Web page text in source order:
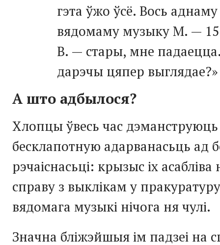
гэта ўжо ўсё. Вось аднаму
вядомаму музыку М. — 15
В. — стары, мне
дарэчы цяпер выглядае?»
А што адбылося?
Хлопцы ўвесь час
бесклапотную адарванасьць ад
рэчаіснасьці: крызыс іх
справу з выклікам у
вядомага музыкі нічога ня чулі.
Значна бліжэйшыя ім падзеі на